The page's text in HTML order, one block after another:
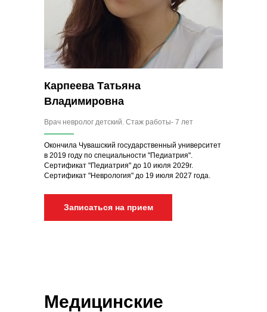
Врач невролог детский. Стаж работы- 7 лет
Карпеева Татьяна
Владимировна
Окончила Чувашский государственный университет
в 2019 году по специальности "Педиатрия".
Сертификат "Педиатрия" до 10 июля 2029г.
Сертификат "Неврология" до 19 июля 2027 года.
Записаться на прием
Медицинские